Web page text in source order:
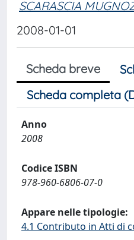
SCARASCIA
2008-01-01
Scheda breve
Scheda completa
Anno
2008
Codice ISBN
978-960-6806-07-0
Appare nelle tipologie:
4.1 Contributo in Atti di